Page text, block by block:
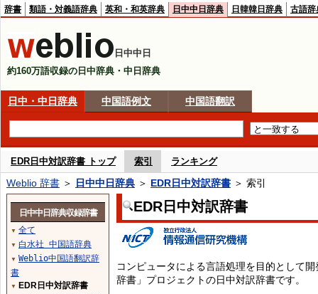
辞書 類語・対義語辞典 英和・和英辞典 日中中日辞典 日韓韓日辞典 古語辞
日中中日
約160万語収録の日中辞典・中日辞典
日中・中日辞典 中国語例文 中国語翻訳
EDR日中対訳辞書 トップ 索引 ランキング
Weblio 辞書 ＞ 日中中日辞典 ＞ EDR日中対訳辞書 ＞ 索引
EDR日中対訳辞書
コンピュータによる言語処理を目的として
辞書」プロジェクトの日中対訳辞書です。
日中中日辞典収録辞書
▼ 全て
▼ 白水社 中国語辞典
▼ Weblio中国語翻訳辞
書
▼ EDR日中対訳辞書